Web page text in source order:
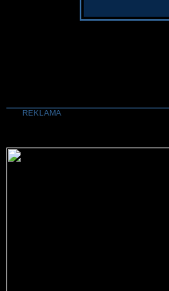
REKLAMA